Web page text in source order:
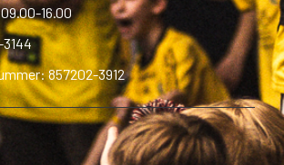
16.00
857202-3912